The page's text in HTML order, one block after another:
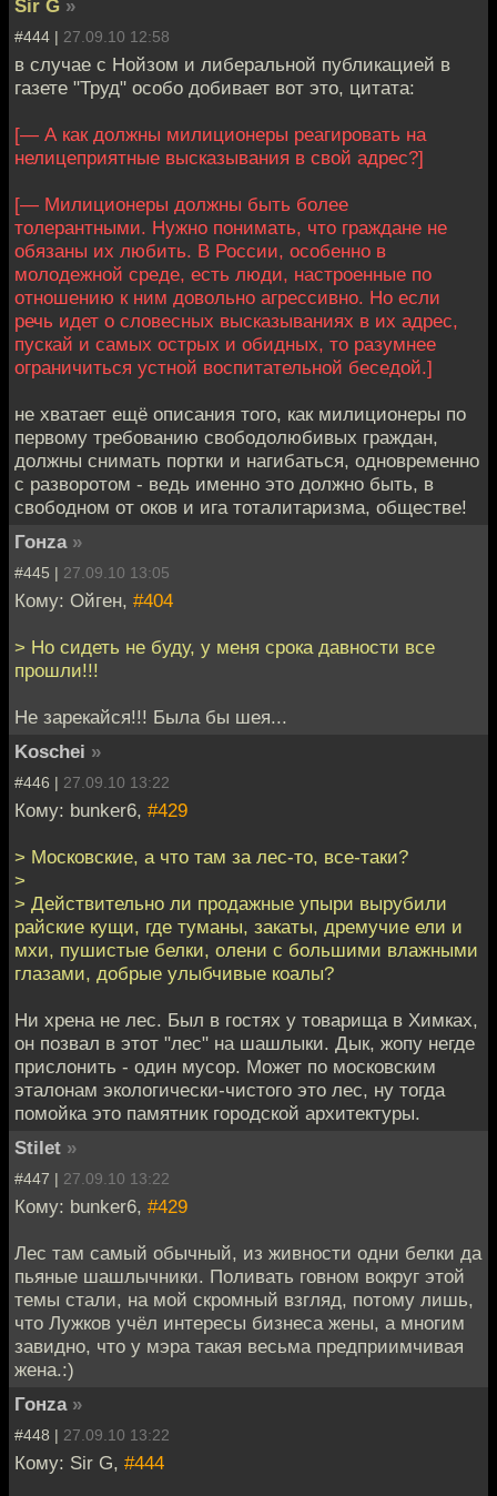
Sir G »
#444 | 27.09.10 12:58
в случае с Нойзом и либеральной публикацией в
газете "Труд" особо добивает вот это, цитата:
[— А как должны милиционеры реагировать на
нелицеприятные высказывания в свой адрес?]
[— Милиционеры должны быть более
толерантными. Нужно понимать, что граждане не
обязаны их любить. В России, особенно в
молодежной среде, есть люди, настроенные по
отношению к ним довольно агрессивно. Но если
речь идет о словесных высказываниях в их адрес,
пускай и самых острых и обидных, то разумнее
ограничиться устной воспитательной беседой.]
не хватает ещё описания того, как милиционеры по
первому требованию свободолюбивых граждан,
должны снимать портки и нагибаться, одновременно
с разворотом - ведь именно это должно быть, в
свободном от оков и ига тоталитаризма, обществе!
Гонzа »
#445 | 27.09.10 13:05
Кому: Ойген, #404
> Но сидеть не буду, у меня срока давности все
прошли!!!
Не зарекайся!!! Была бы шея...
Koschei »
#446 | 27.09.10 13:22
Кому: bunker6, #429
> Московские, а что там за лес-то, все-таки?
>
> Действительно ли продажные упыри вырубили
райские кущи, где туманы, закаты, дремучие ели и
мхи, пушистые белки, олени с большими влажными
глазами, добрые улыбчивые коалы?
Ни хрена не лес. Был в гостях у товарища в Химках,
он позвал в этот "лес" на шашлыки. Дык, жопу негде
прислонить - один мусор. Может по московским
эталонам экологически-чистого это лес, ну тогда
помойка это памятник городской архитектуры.
Stilet »
#447 | 27.09.10 13:22
Кому: bunker6, #429
Лес там самый обычный, из живности одни белки да
пьяные шашлычники. Поливать говном вокруг этой
темы стали, на мой скромный взгляд, потому лишь,
что Лужков учёл интересы бизнеса жены, а многим
завидно, что у мэра такая весьма предприимчивая
жена.:)
Гонzа »
#448 | 27.09.10 13:22
Кому: Sir G, #444